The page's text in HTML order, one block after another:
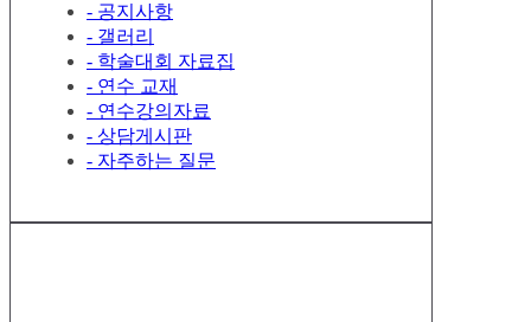
- 공지사항
- 갤러리
- 학술대회 자료집
- 연수 교재
- 연수강의자료
- 상담게시판
- 자주하는 질문